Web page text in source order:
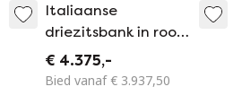
Italiaanse
driezitsbank in rood
en goud uit het
midden van de
€ 4.375,-
Bied vanaf € 3.937,50